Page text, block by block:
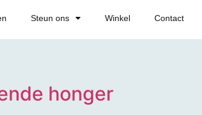
Steun ons Winkel Contact
honger